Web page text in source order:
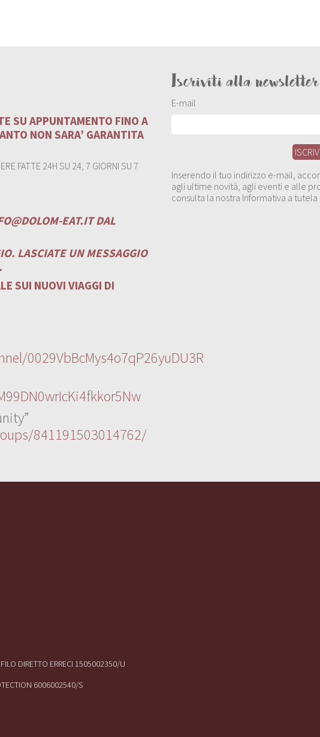
SU APPUNTAMENTO FINO A
NON SARA’ GARANTITA
FATTE 24H SU 24, 7 GIORNI SU 7
EAT.ITDAL
LASCIATE UN MESSAGGIO
SUI NUOVI VIAGGI DI
0029VbBcMys4o7qP26yuDU3R
841191503014762/
Iscriviti alla newsletter
E-mail
Inserendo il tuo indirizzo e-mail,
agli ultime novità, agli eventi e alle
consulta la nostra Informativa a tutela
DIRETTO ERRECI 1505002350/U
6006002540/S